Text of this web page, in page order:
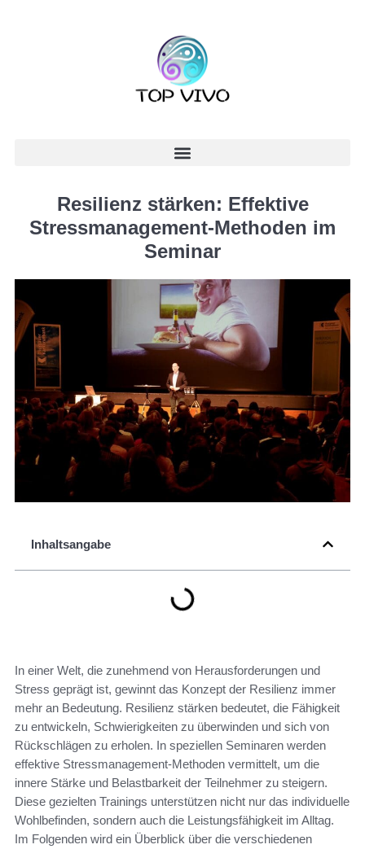
Resilienz stärken: Effektive
Stressmanagement-Methoden im
Seminar
Inhaltsangabe
In einer Welt, die zunehmend von Herausforderungen und
Stress geprägt ist, gewinnt das Konzept der Resilienz immer
mehr an Bedeutung. Resilienz stärken bedeutet, die Fähigkeit
zu entwickeln, Schwierigkeiten zu überwinden und sich von
Rückschlägen zu erholen. In speziellen Seminaren werden
effektive Stressmanagement-Methoden vermittelt, um die
innere Stärke und Belastbarkeit der Teilnehmer zu steigern.
Diese gezielten Trainings unterstützen nicht nur das individuelle
Wohlbefinden, sondern auch die Leistungsfähigkeit im Alltag.
Im Folgenden wird ein Überblick über die verschiedenen